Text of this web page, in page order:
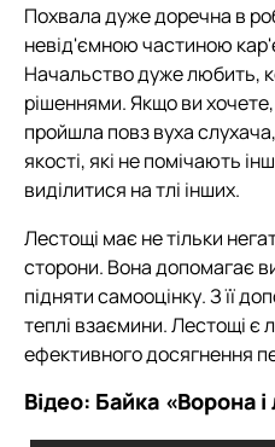
Похвала дуже доречна в
невід'ємною частиною
Начальство дуже любить,
рішеннями. Якщо ви
пройшла повз вуха
якості, які не помічають
виділитися на тлі інших.
Лестощі має не тільки
сторони. Вона допомагає
підняти самооцінку. З її
теплі взаємини. Лестощі є
ефективного досягнення
Відео: Байка «Ворона